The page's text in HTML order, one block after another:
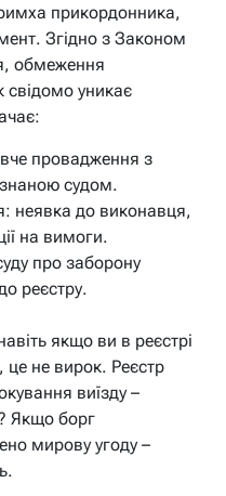
прикордонника,
Згідно з Законом
обмеження
свідомо уникає
провадження з
судом.
неявка до виконавця,
на вимоги.
про заборону
реєстру.
якщо ви в реєстрі
це не вирок. Реєстр
виїзду –
Якщо борг
мирову угоду –